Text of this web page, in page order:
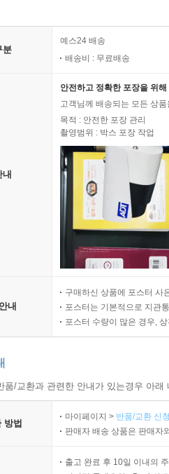
분
예스24 배송
배송비 : 무료배송
내
안전하고 정확한 포장을 위
고객님께 배송되는 모든 상
목적 : 안전한 포장 관리
촬영범위 : 박스 포장 작업
내
구매하신 상품에 포스터 사
포스터는 기본적으로 지관
포스터 수량이 많은 경우,
/교환과 관련한 안내가 있는경우 아
방법
마이페이지 > 반품/교환 신
판매자 배송 상품은 판매자
출고 완료 후 10일 이내의